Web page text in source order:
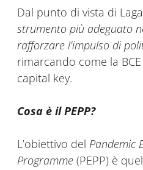
Dal punto di vista di
strumento più adeguato
rafforzare l’impulso di
rimarcando come la
capital key.
Cosa è il PEPP?
L’obiettivo del Pandemic
Programme (PEPP) è